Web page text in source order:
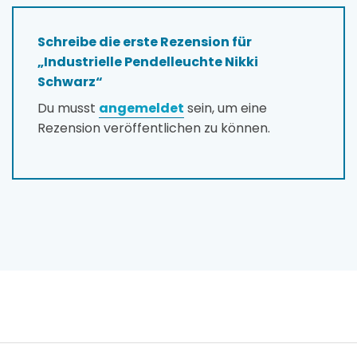
Schreibe die erste Rezension für
„Industrielle Pendelleuchte Nikki
Schwarz“
Du musst angemeldet sein, um eine
Rezension veröffentlichen zu können.